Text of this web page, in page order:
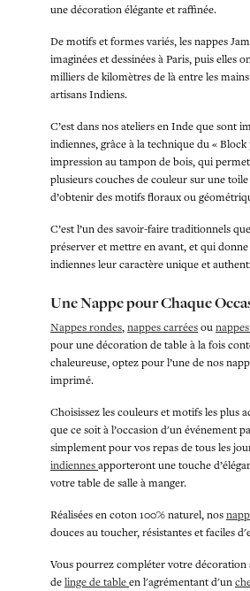
une décoration élégante et raffinée.
De motifs et formes variés, les nappes
imaginées et dessinées à Paris, puis elles
milliers de kilomètres de là entre les
artisans Indiens.
C’est dans nos ateliers en Inde que sont
indiennes, grâce à la technique du «
impression au tampon de bois, qui
plusieurs couches de couleur sur une
d’obtenir des motifs floraux ou
C’est l’un des savoir-faire traditionnels
préserver et mettre en avant, et qui donne
indiennes leur caractère unique et
Une Nappe pour Chaque
Nappes rondes,nappes carréesou
pour une décoration de table à la fois
chaleureuse, optez pour l’une de nos
imprimé.
Choisissez les couleurs et motifs les plus
que ce soit à l’occasion d'un événement
simplement pour vos repas de tous les
indiennesapporteront une touche
votre table de salle à manger.
Réalisées en coton 100% naturel, nos
douces au toucher, résistantes et faciles
Vous pourrez compléter votre décoration
delinge de tableen l'agrémentant d'un